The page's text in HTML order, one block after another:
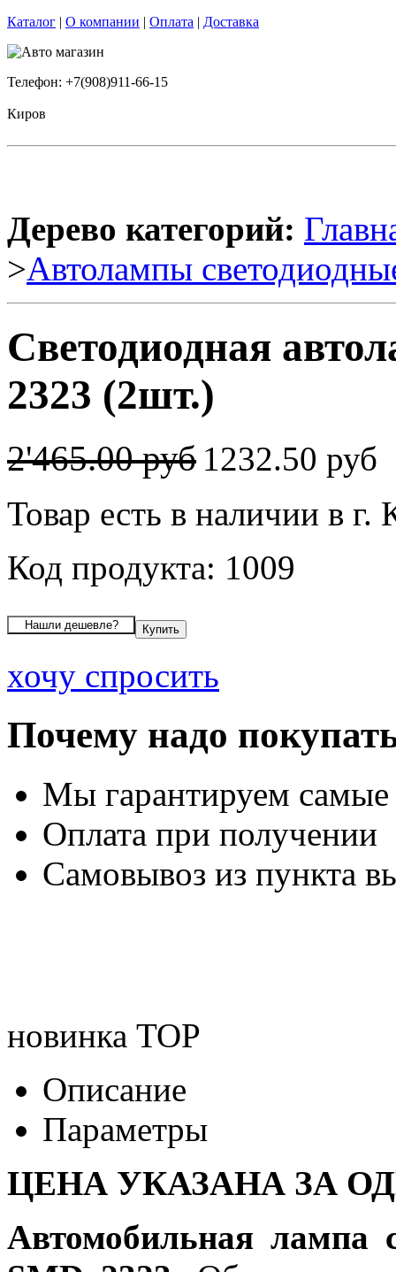
Каталог | О компании | Оплата | Доставка
Телефон: +7(908)911-66-15
Киров
Дерево категорий:
>Автолампы
Светодиодная
2323 (2шт.)
2'465.00 руб 1232.50 руб
Товар есть в наличии в г.
Код продукта: 1009
хочу спросить
Почему надо
Мы гарантируем
Оплата при получении
Самовывоз из пункта
новинка TOP
Описание
Параметры
ЦЕНА УКАЗАНА ЗА
Автомобильная лампа